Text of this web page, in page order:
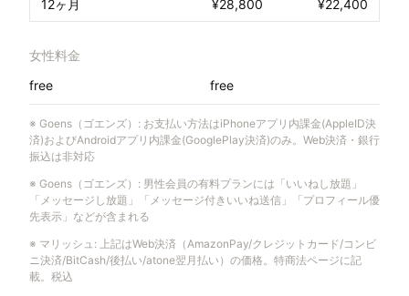
12ヶ月 ¥28,800 ¥22,400
女性料金
free
free
※ Goens（ゴエンズ） : お支払い方法はiPhoneアプリ内課金(AppleID決
済)およびAndroidアプリ内課金(GooglePlay決済)のみ。Web決済・銀行
振込は非対応
※ Goens（ゴエンズ） : 男性会員の有料プランには「いいねし放題」
「メッセージし放題」「メッセージ付きいいね送信」「プロフィール優
先表示」などが含まれる
※ マリッシュ : 上記はWeb決済（AmazonPay/クレジットカード/コンビ
ニ決済/BitCash/後払い/atone翌月払い）の価格。特商法ページに記
載。税込